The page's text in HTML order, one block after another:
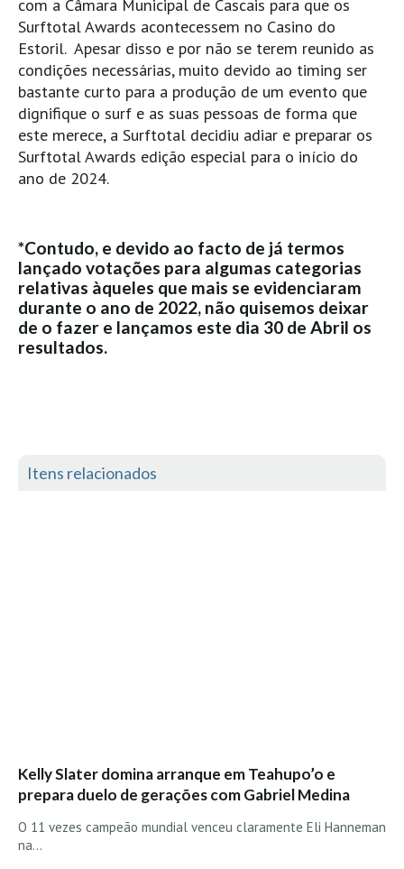
Vídeos
Nacional
Internacional
Exclusivos
Fotogaleria
Nacional
Internacional
Guia De Praias
Norte
Grande Porto
Costa de Prata
Loja
com a Câmara Municipal de Cascais para que os
Surftotal Awards acontecessem no Casino do
Estoril. Apesar disso e por não se terem reunido as
condições necessárias, muito devido ao timing ser
bastante curto para a produção de um evento que
dignifique o surf e as suas pessoas de forma que
este merece, a Surftotal decidiu adiar e preparar os
Surftotal Awards edição especial para o início do
ano de 2024.
*Contudo, e devido ao facto de já termos
lançado votações para algumas categorias
relativas àqueles que mais se evidenciaram
durante o ano de 2022, não quisemos deixar
de o fazer e lançamos este dia 30 de Abril os
resultados.
Itens relacionados
Kelly Slater domina arranque em Teahupo’o e
prepara duelo de gerações com Gabriel Medina
O 11 vezes campeão mundial venceu claramente Eli Hanneman
na…